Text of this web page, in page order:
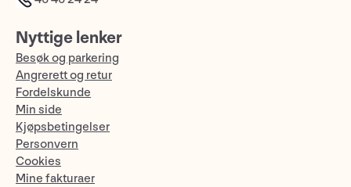
Nyttige lenker
Besøk og parkering
Angrerett og retur
Fordelskunde
Min side
Kjøpsbetingelser
Personvern
Cookies
Mine fakturaer